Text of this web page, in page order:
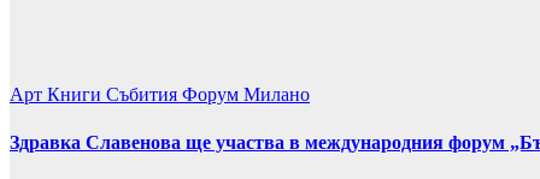
Арт Книги Събития Форум Милано
Здравка Славенова ще участва в международния форум